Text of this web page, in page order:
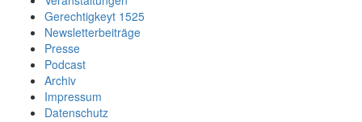
Gerechtigkeyt 1525
Newsletterbeiträge
Presse
Podcast
Archiv
Impressum
Datenschutz